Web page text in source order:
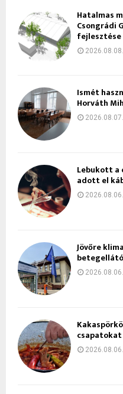
Hatalmas
Csongrádi
fejlesztése
2026.08.08.
Ismét
Horváth
2026.08.07.
Lebukott a
adott el
2026.08.06.
Jövőre
2026.08.06.
csapatokat
2026.08.06.